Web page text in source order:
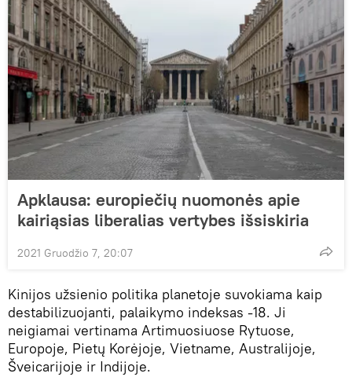
Apklausa: europiečių nuomonės apie
kairiąsias liberalias vertybes išsiskiria
2021 Gruodžio 7, 20:07
Kinijos užsienio politika planetoje suvokiama kaip
destabilizuojanti, palaikymo indeksas -18. Ji
neigiamai vertinama Artimuosiuose Rytuose,
Europoje, Pietų Korėjoje, Vietname, Australijoje,
Šveicarijoje ir Indijoje.